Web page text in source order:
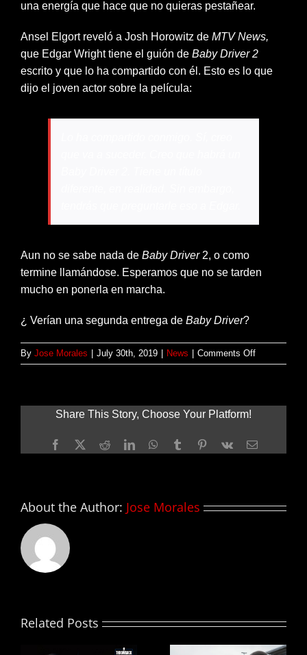
una energía que hace que no quieras pestañear.
Ansel Elgort reveló a Josh Horowitz de MTV News,
que Edgar Wright tiene el guión de Baby Driver 2
escrito y que lo ha compartido con él. Esto es lo que
dijo el joven actor sobre la película:
Aun no se sabe nada de Baby Driver2, o como
termine llamándose. Esperamos que no se tarden
mucho en ponerla en marcha.
¿ Verían una segunda entrega de Baby Driver?
By Jose Morales July 30th, 2019 News Comments Offon
BABY
ya
Share This Story, Choose Your Platform!
Facebook
X RedditLinkedInWhatsApp
TumblrPinterest
Vk Email
About the Author: Jose Morales
Related Posts